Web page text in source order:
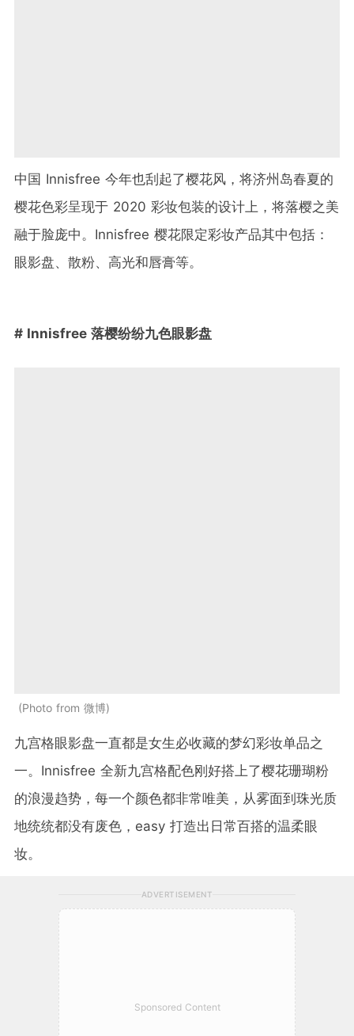
中国 Innisfree 今年也刮起了樱花风，将济州岛春夏的
樱花色彩呈现于 2020 彩妆包装的设计上，将落樱之美
融于脸庞中。Innisfree 樱花限定彩妆产品其中包括：
眼影盘、散粉、高光和唇膏等。
# Innisfree 落樱纷纷九色眼影盘
Photo from 微博
九宫格眼影盘一直都是女生必收藏的梦幻彩妆单品之
一。Innisfree 全新九宫格配色刚好搭上了樱花珊瑚粉
的浪漫趋势，每一个颜色都非常唯美，从雾面到珠光质
地统统都没有废色，easy 打造出日常百搭的温柔眼
妆。
ADVERTISEMENT
Sponsored Content